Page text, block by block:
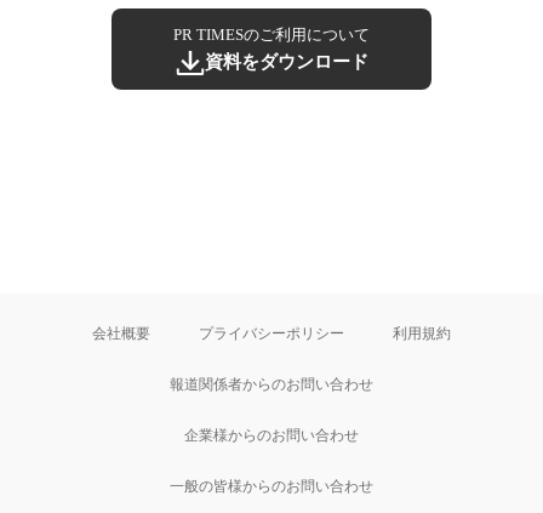
PR TIMESのご利用について
資料をダウンロード
会社概要 プライバシーポリシー 利用規約
報道関係者からのお問い合わせ
企業様からのお問い合わせ
一般の皆様からのお問い合わせ